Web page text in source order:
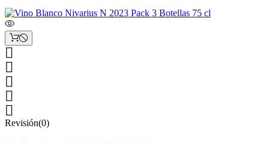





Revisión(0)